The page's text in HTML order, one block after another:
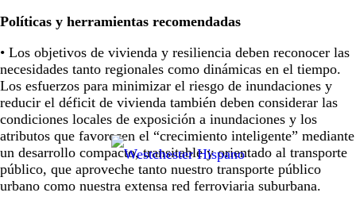
Políticas y herramientas recomendadas
• Los objetivos de vivienda y resiliencia deben reconocer las
necesidades tanto regionales como dinámicas en el tiempo.
Los esfuerzos para minimizar el riesgo de inundaciones y
reducir el déficit de vivienda también deben considerar las
condiciones locales de exposición a inundaciones y los
atributos que favorecen el “crecimiento inteligente” mediante
un desarrollo compacto, transitable y orientado al transporte
público, que aproveche tanto nuestro transporte público
urbano como nuestra extensa red ferroviaria suburbana.